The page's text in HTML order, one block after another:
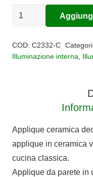
Applique
quantità
COD: C2332-C
Illuminazione interna
Applique ceramica
applique in ceramica
cucina classica.
Applique da parete in